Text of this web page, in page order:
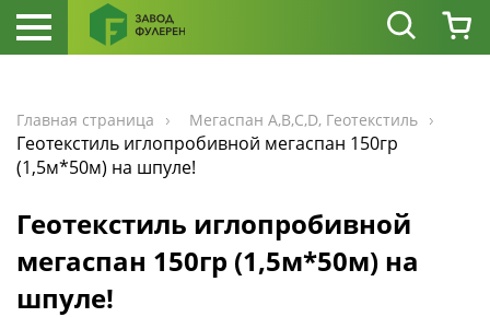
Главная страница Мегаспан А,В,С,D, Геотекстиль
Геотекстиль иглопробивной мегаспан 150гр
(1,5м*50м) на шпуле!
Геотекстиль иглопробивной
мегаспан 150гр (1,5м*50м) на
шпуле!